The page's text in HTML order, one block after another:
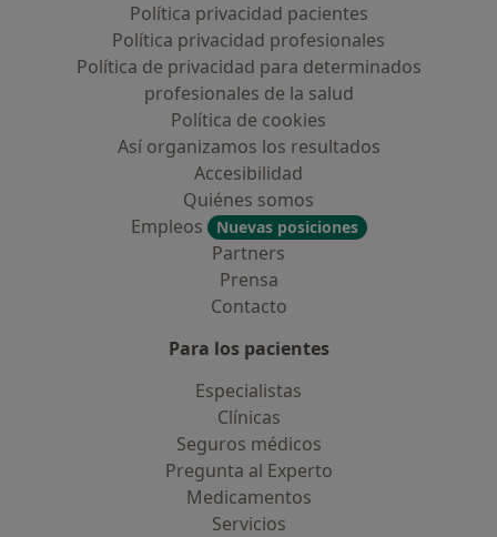
Política privacidad pacientes
Política privacidad profesionales
Política de privacidad para determinados
profesionales de la salud
Política de cookies
Así organizamos los resultados
Accesibilidad
Quiénes somos
Empleos
Nuevas posiciones
Partners
Prensa
Contacto
Para los pacientes
Especialistas
Clínicas
Seguros médicos
Pregunta al Experto
Medicamentos
Servicios